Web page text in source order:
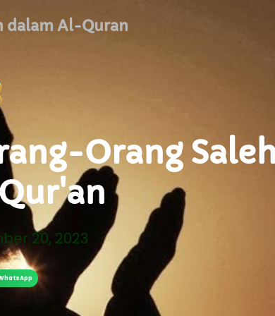
dalam Al-Quran
Orang
20, 2023